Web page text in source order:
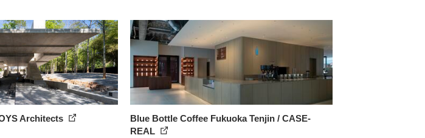
Architects
Blue Bottle Coffee Fukuoka Tenjin / CASE-
REAL